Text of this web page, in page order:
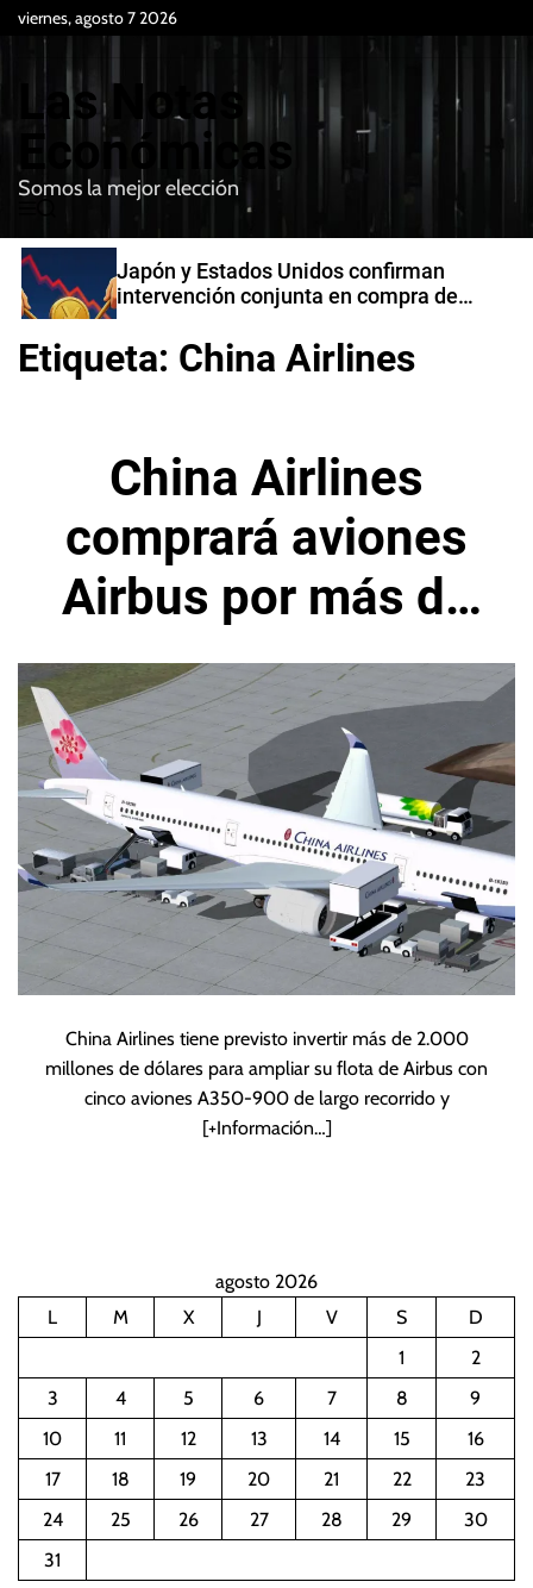
viernes, agosto 7 2026
Las Notas
Económicas
Somos la mejor elección
e
n
u
B
u
c
a
Japón y Estados Unidos confirman
intervención conjunta en compra de
yenes
Etiqueta: China Airlines
China Airlines
comprará aviones
Airbus por más de
2.000 millones de
dólares
China Airlines tiene previsto invertir más de 2.000
millones de dólares para ampliar su flota de Airbus con
cinco aviones A350-900 de largo recorrido y
[+Información…]
agosto 2026
L
M X J V S
D
1
2
3
4 5 6 7 8
9
10
11 12 13 14 15
16
17
18 19 20 21 22
23
24
25 26 27 28 29
30
31